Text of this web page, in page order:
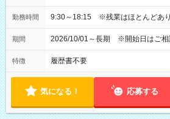
勤務時間 9:30～18:15 ※残業はほとんどあ
期間 2026/10/01～長期 ※開始日はご
特徴 履歴書不要
気になる！ 応募する